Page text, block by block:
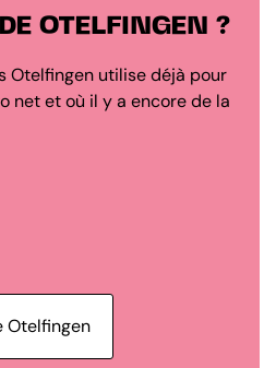
OTELFINGEN ?
Otelfingen utilise déjà pour
net et où il y a encore de la
Otelfingen